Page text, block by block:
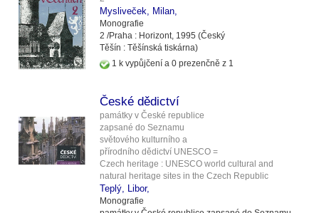
Mysliveček, Milan,
Monografie
2 /Praha : Horizont, 1995 (Český
Těšín : Těšínská tiskárna)
1 k vypůjčení a 0 prezenčně z 1
České dědictví
památky v České republice
zapsané do Seznamu
světového kulturního a
přírodního dědictví UNESCO =
Czech heritage : UNESCO world cultural and
natural heritage sites in the Czech Republic
Teplý, Libor,
Monografie